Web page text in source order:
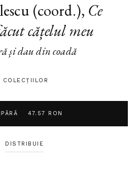
(coord.), Ce
cățelul meu
și dau din coadă
COLECŢIILOR
DISTRIBUIE
47.57 RON